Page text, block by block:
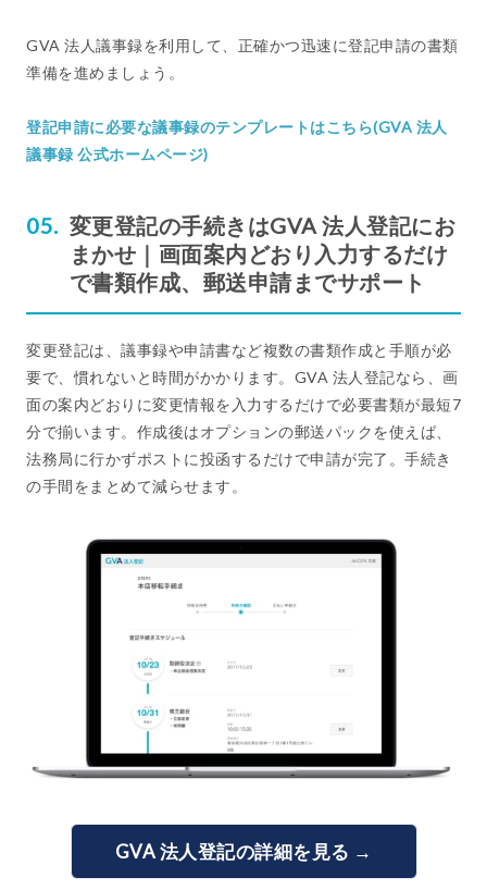
GVA 法人議事録を利用して、正確かつ迅速に登記申請の書類
準備を進めましょう。
登記申請に必要な議事録のテンプレートはこちら(GVA 法人
議事録 公式ホームページ)
変更登記の手続きはGVA 法人登記にお
まかせ｜画面案内どおり入力するだけ
で書類作成、郵送申請までサポート
変更登記は、議事録や申請書など複数の書類作成と手順が必
要で、慣れないと時間がかかります。GVA 法人登記なら、画
面の案内どおりに変更情報を入力するだけで必要書類が最短7
分で揃います。作成後はオプションの郵送パックを使えば、
法務局に行かずポストに投函するだけで申請が完了。手続き
の手間をまとめて減らせます。
GVA 法人登記の詳細を見る →